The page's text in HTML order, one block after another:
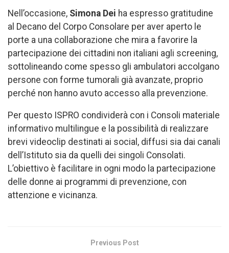
Nell’occasione, Simona Dei ha espresso gratitudine
al Decano del Corpo Consolare per aver aperto le
porte a una collaborazione che mira a favorire la
partecipazione dei cittadini non italiani agli screening,
sottolineando come spesso gli ambulatori accolgano
persone con forme tumorali già avanzate, proprio
perché non hanno avuto accesso alla prevenzione.
Per questo ISPRO condividerà con i Consoli materiale
informativo multilingue e la possibilità di realizzare
brevi videoclip destinati ai social, diffusi sia dai canali
dell’Istituto sia da quelli dei singoli Consolati.
L’obiettivo è facilitare in ogni modo la partecipazione
delle donne ai programmi di prevenzione, con
attenzione e vicinanza.
Previous Post